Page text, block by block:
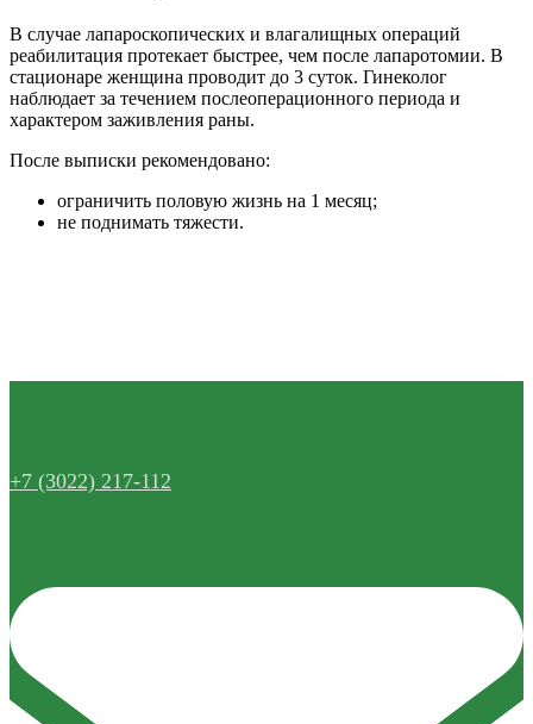
В случае лапароскопических и влагалищных операций
реабилитация протекает быстрее, чем после лапаротомии. В
стационаре женщина проводит до 3 суток. Гинеколог
наблюдает за течением послеоперационного периода и
характером заживления раны.
После выписки рекомендовано:
ограничить половую жизнь на 1 месяц;
не поднимать тяжести.
+7 (3022) 217-112